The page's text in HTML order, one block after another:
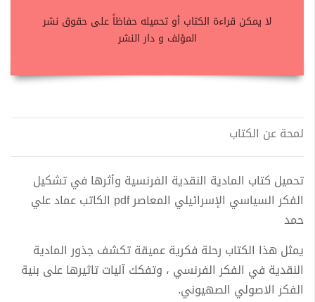
لا يمكن قراءة الكتاب أو تحميله حفاظاً على حقوق نشر
المؤلف و دار النشر
لمحة عن الكتاب
تحميل كتاب المادية النقدية الفرنسية وأثرها في تشكيل
الفكر السياسي الإسرائيلي المعاصر pdf الكاتب عماد علي
حمد
يمثل هذا الكتاب رحلة فكرية عميقة تكشف جذور المادية
النقدية في الفكر الفرنسي ، وتفكك آليات تاثيرها على بنية
الفكر الاصولي الصهيوني.